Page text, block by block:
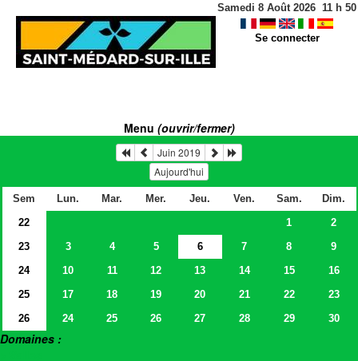
Samedi 8 Août 2026 11 h 50
Se connecter
Menu (ouvrir/fermer)
Juin 2019
Aujourd'hui
Sem Lun. Mar. Mer. Jeu. Ven. Sam.
Dim.
22
1
2
23
3 4 5 6 7 8
9
24
10 11 12 13 14 15
16
25
17 18 19 20 21 22
23
26
24 25 26 27 28 29 30
Domaines :